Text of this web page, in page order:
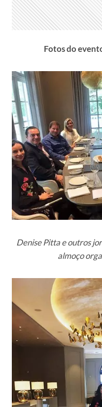
Fotos do
Denise Pitta e outros
almoço